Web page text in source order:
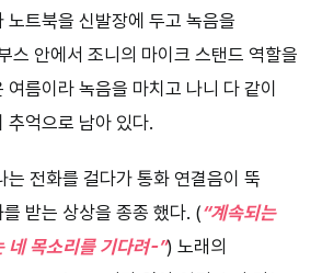
노트북을 신발장에 두고 녹음을
스 안에서 조니의 마이크 스탠드 역할을
름이라 녹음을 마치고 나니 다 같이
추억으로 남아 있다.
는 전화를 걸다가 통화 연결음이 뚝
받는 상상을 종종 했다. (“계속되는
네 목소리를 기다려-”) 노래의